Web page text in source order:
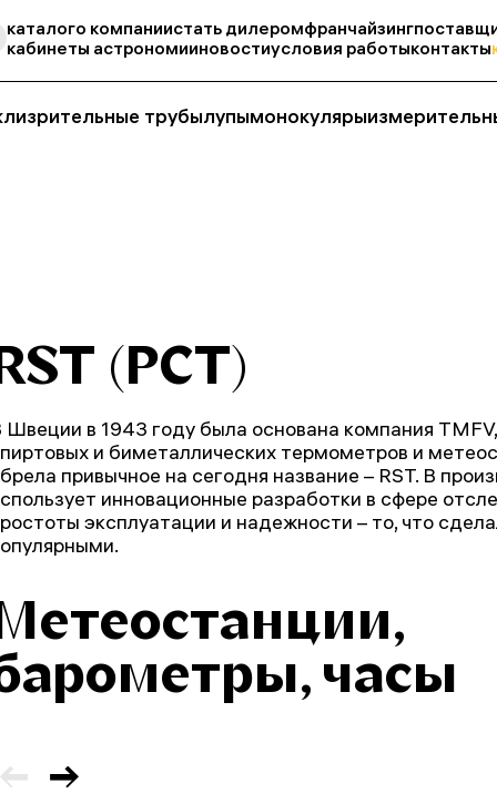
каталого компаниистать дилеромфранчайзинг
кабинеты астрономииновостиусловия работыконтакты
зрительные трубылупымонокуляры
(РСТ)
Швеции в 1943 году была основана компания
и биметаллических термометров и
привычное на сегодня название – RST. В
инновационные разработки в сфере
эксплуатации и надежности – то, что
часы